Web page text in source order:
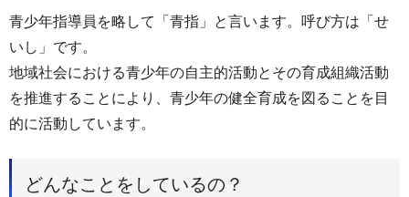
青少年指導員を略して「青指」と言います。呼び方は「せ
いし」です。
地域社会における青少年の自主的活動とその育成組織活動
を推進することにより、青少年の健全育成を図ることを目
的に活動しています。
どんなことをしているの？